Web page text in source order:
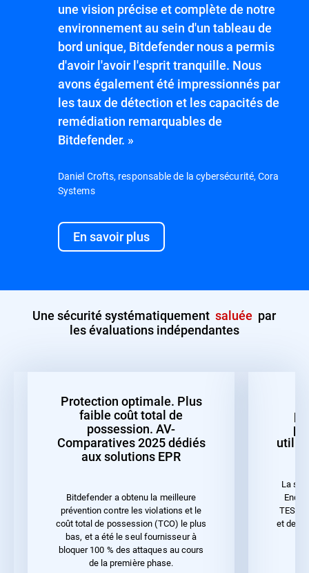
une vision précise et complète de notre
environnement au sein d'un tableau de
bord unique, Bitdefender nous a permis
d'avoir l'avoir l'esprit tranquille. Nous
avons également été impressionnés par
les taux de détection et les capacités de
remédiation remarquables de
Bitdefender. »
Daniel Crofts, responsable de la cybersécurité, Cora
Systems
En savoir plus
Une sécurité systématiquementsaluée par
les évaluations indépendantes
Protection optimale. Plus
faible coût total de
possession. AV-
Comparatives 2025 dédiés
aux solutions EPR
Bitdefender a obtenu la meilleure
prévention contre les violations et le
coût total de possession (TCO) le plus
bas, et a été le seul fournisseur à
bloquer 100 % des attaques au cours
de la première phase.
La
TEST
et de la